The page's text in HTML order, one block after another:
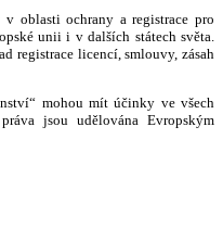
oblasti ochrany a registrace pro
unii i v dalších státech světa.
registrace licencí, smlouvy, zásah
mohou mít účinky ve všech
jsou udělována Evropským